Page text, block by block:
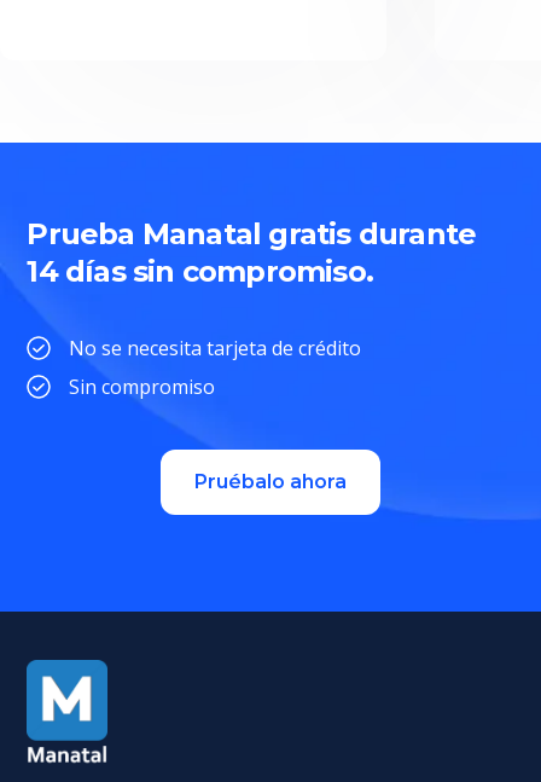
Prueba Manatal gratis durante
14 días sin compromiso.
No se necesita tarjeta de crédito
Sin compromiso
Pruébalo ahora